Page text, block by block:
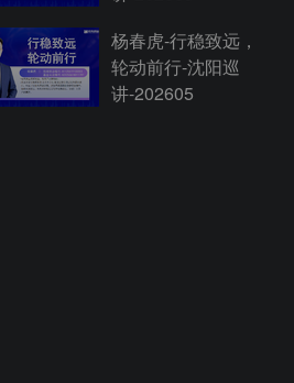
杨春虎-行稳致远，
轮动前行-沈阳巡
讲-202605